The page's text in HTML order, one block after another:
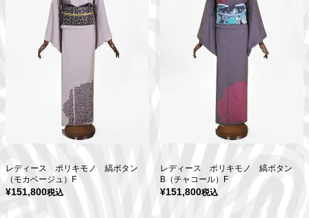
レディース ポリキモノ 縞ボタン
（モカベージュ）F
¥151,800税込
レディース ポリキモノ 縞ボタン
B（チャコール）F
¥151,800税込